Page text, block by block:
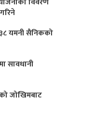
यमनी सैनिकको
सावधानी
जोखिमबाट